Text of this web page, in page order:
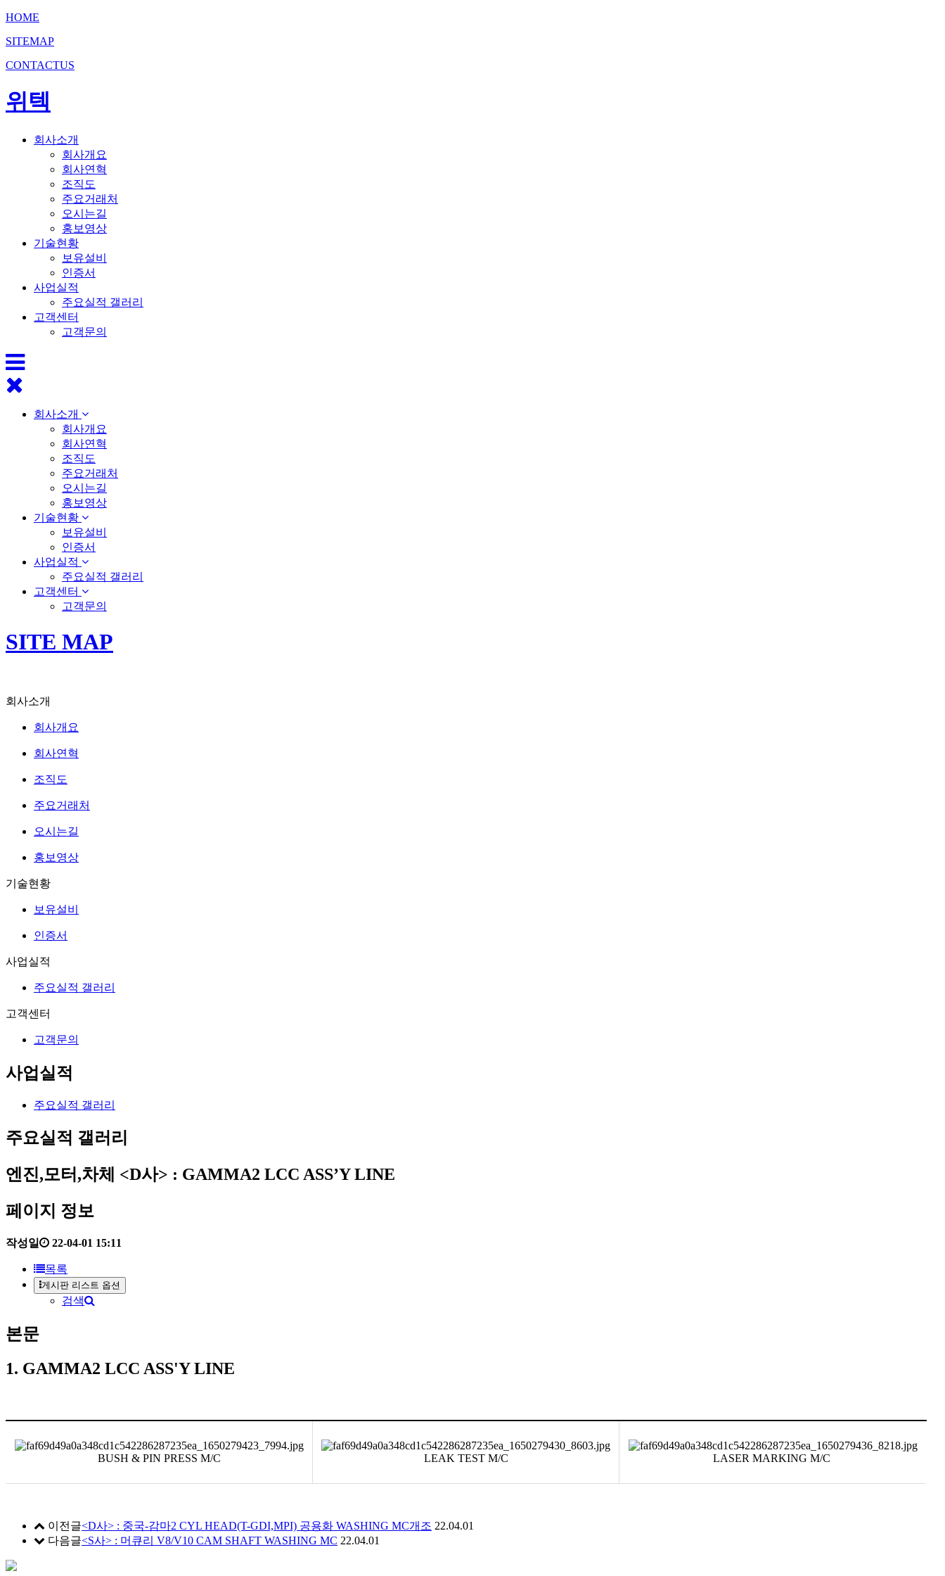
HOME
SITEMAP
CONTACTUS
위텍
회사소개
회사개요
회사연혁
조직도
주요거래처
오시는길
홍보영상
기술현황
보유설비
인증서
사업실적
주요실적 갤러리
고객센터
고객문의
회사소개
회사개요
회사연혁
조직도
주요거래처
오시는길
홍보영상
기술현황
보유설비
인증서
사업실적
주요실적 갤러리
고객센터
고객문의
SITE MAP
회사소개
회사개요
회사연혁
조직도
주요거래처
오시는길
홍보영상
기술현황
보유설비
인증서
사업실적
주요실적 갤러리
고객센터
고객문의
사업실적
주요실적 갤러리
주요실적 갤러리
엔진,모터,차체
<D사> : GAMMA2 LCC ASS’Y LINE
페이지 정보
작성일 22-04-01 15:11
목록
게시판 리스트 옵션
검색
본문
1. GAMMA2 LCC ASS'Y LINE
BUSH & PIN PRESS M/C LEAK TEST M/C LASER MARKING M/C
이전글<D사> : 중국-감마2 CYL HEAD(T-GDI,MPI) 공용화 WASHING MC개조 22.04.01
다음글<S사> : 머큐리 V8/V10 CAM SHAFT WASHING MC 22.04.01